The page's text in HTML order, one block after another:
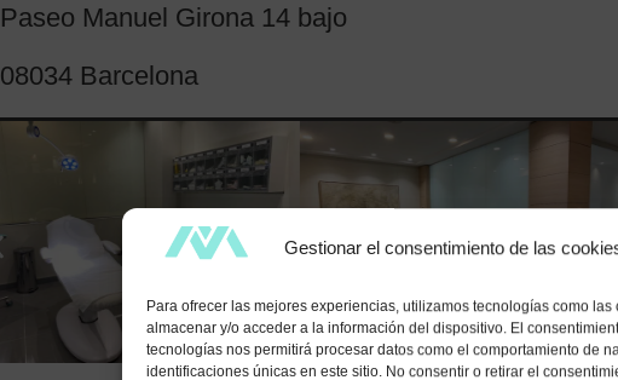
Gestionar el consentimiento de las
Para ofrecer las mejores experiencias, utilizamos tecnologías como las
almacenar y/o acceder a la información del dispositivo. El
tecnologías nos permitirá procesar datos como el comportamiento de
identificaciones únicas en este sitio. No consentir o retirar el
Paseo Manuel Girona 14 bajo
08034 Barcelona